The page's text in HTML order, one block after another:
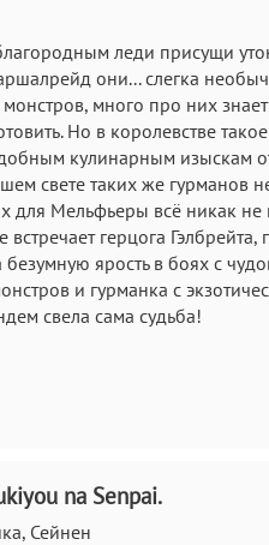
леди присущи
они... слегка
много про них
Но в королевстве
кулинарным изыскам
свете таких же гурманов
для Мельфьеры всё никак не
герцога Гэлбрейта,
ярость в боях с
и гурманка с
свела сама судьба!
na Senpai.
Сейнен